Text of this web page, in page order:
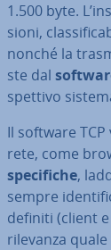
1.500 byte.
sio­ni,
nonché la
ste dal
spet­ti­vo
Il software
rete, come
spe­ci­fi­che,
sempre
definiti (client
rilevanza